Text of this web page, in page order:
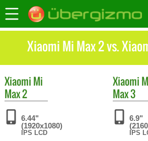
Xiaomi Mi Max 2 vs.
Xiaomi Mi
Max 2
6.44"
(1920x1080)
IPS LCD
Xiaomi
Max 3
6.9"
IPS